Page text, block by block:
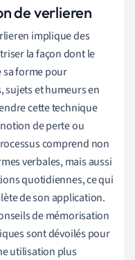
de verlieren
implique des
la façon dont le
forme pour
et humeurs en
cette technique
de perte ou
comprend non
verbales, mais aussi
quotidiennes, ce qui
de son application.
de mémorisation
sont dévoilés pour
utilisation plus